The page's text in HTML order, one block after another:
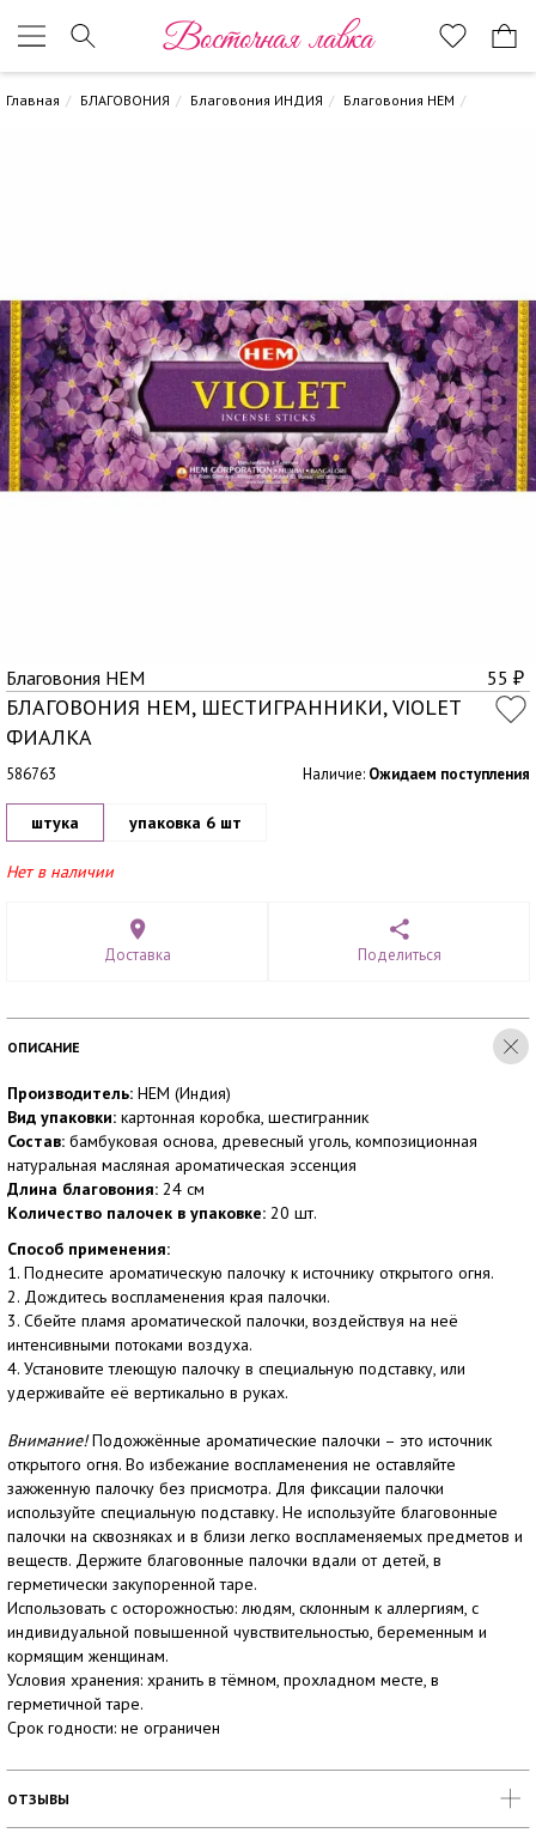
Восточная лавка
Главная БЛАГОВОНИЯ Благовония ИНДИЯ Благовония HEM
Благовония HEM 55 ₽
БЛАГОВОНИЯ HEM, ШЕСТИГРАННИКИ, VIOLET
ФИАЛКА
586763 Наличие: Ожидаем поступления
штука упаковка 6 шт
Нет в наличии
Доставка Поделиться
ОПИСАНИЕ
Производитель: HEM (Индия)
Вид упаковки: картонная коробка, шестигранник
Состав: бамбуковая основа, древесный уголь, композиционная
натуральная масляная ароматическая эссенция
Длина благовония: 24 см
Количество палочек в упаковке: 20 шт.
Способ применения:
1. Поднесите ароматическую палочку к источнику открытого огня.
2. Дождитесь воспламенения края палочки.
3. Сбейте пламя ароматической палочки, воздействуя на неё
интенсивными потоками воздуха.
4. Установите тлеющую палочку в специальную подставку, или
удерживайте её вертикально в руках.
Внимание!Подожжённые ароматические палочки – это источник
открытого огня. Во избежание воспламенения не оставляйте
зажженную палочку без присмотра. Для фиксации палочки
используйте специальную подставку. Не используйте благовонные
палочки на сквозняках и в близи легко воспламеняемых предметов и
веществ. Держите благовонные палочки вдали от детей, в
герметически закупоренной таре.
Использовать с осторожностью: людям, склонным к аллергиям, с
индивидуальной повышенной чувствительностью, беременным и
кормящим женщинам.
Условия хранения: хранить в тёмном, прохладном месте, в
герметичной таре.
Срок годности: не ограничен
ОТЗЫВЫ